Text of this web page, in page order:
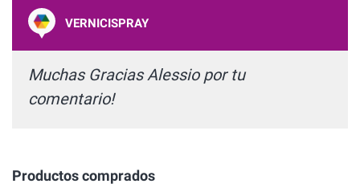
VERNICISPRAY
Muchas Gracias Alessio por tu
comentario!
Productos comprados